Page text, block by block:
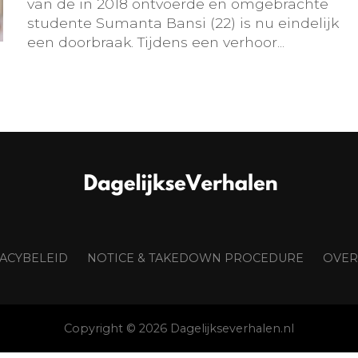
van de in 2018 ontvoerde en omgebrachte
studente Sumanta Bansi (22) is nu eindelijk
een doorbraak. Tijdens een verhoor...
NOTICE & TAKEDOWN PROCEDURE
Copyright © 2026 Dagelijkseverhalen.nl